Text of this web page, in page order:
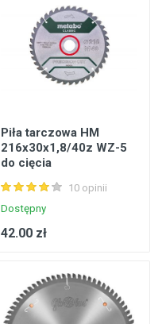
Piła tarczowa HM
216x30x1,8/40z WZ-5
do cięcia
wzdłużnego Metabo
628060000
10 opinii
Dostępny
42.00 zł